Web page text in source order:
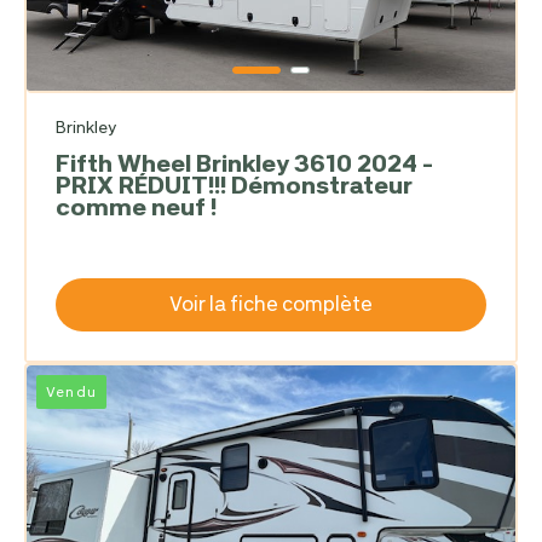
Brinkley
Fifth Wheel Brinkley 3610 2024 -
PRIX RÉDUIT!!! Démonstrateur
comme neuf !
Voir la fiche complète
Vendu